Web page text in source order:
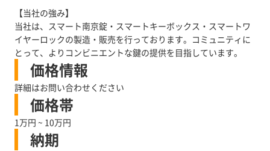
【当社の強み】
当社は、スマート南京錠・スマートキーボックス・スマートワ
イヤーロックの製造・販売を行っております。コミュニティに
とって、よりコンビニエントな鍵の提供を目指しています。
価格情報
詳細はお問い合わせください
価格帯
1万円 ~ 10万円
納期